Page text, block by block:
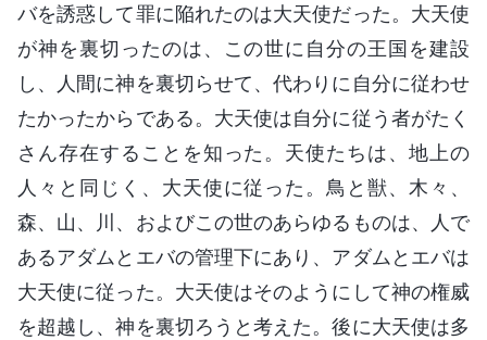
バを誘惑して罪に陥れたのは大天使だった。大天使
が神を裏切ったのは、この世に自分の王国を建設
し、人間に神を裏切らせて、代わりに自分に従わせ
たかったからである。大天使は自分に従う者がたく
さん存在することを知った。天使たちは、地上の
人々と同じく、大天使に従った。鳥と獣、木々、
森、山、川、およびこの世のあらゆるものは、人で
あるアダムとエバの管理下にあり、アダムとエバは
大天使に従った。大天使はそのようにして神の権威
を超越し、神を裏切ろうと考えた。後に大天使は多